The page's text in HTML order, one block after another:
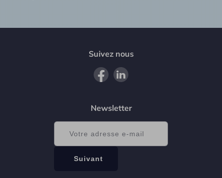
Suivez nous
Newsletter